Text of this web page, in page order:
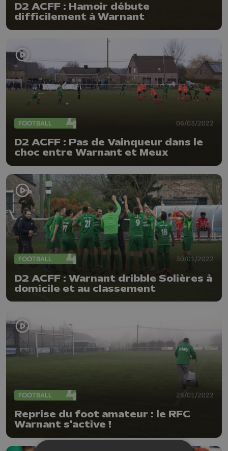
D2 ACFF : Hamoir débute
difficilement à Warnant
FOOTBALL 06/03/2022
D2 ACFF : Pas de Vainqueur dans le
choc entre Warnant et Meux
FOOTBALL 30/01/2022
D2 ACFF : Warnant dribble Solières à
domicile et au classement
FOOTBALL 28/01/2022
Reprise du foot amateur : le RFC
Warnant s'active !